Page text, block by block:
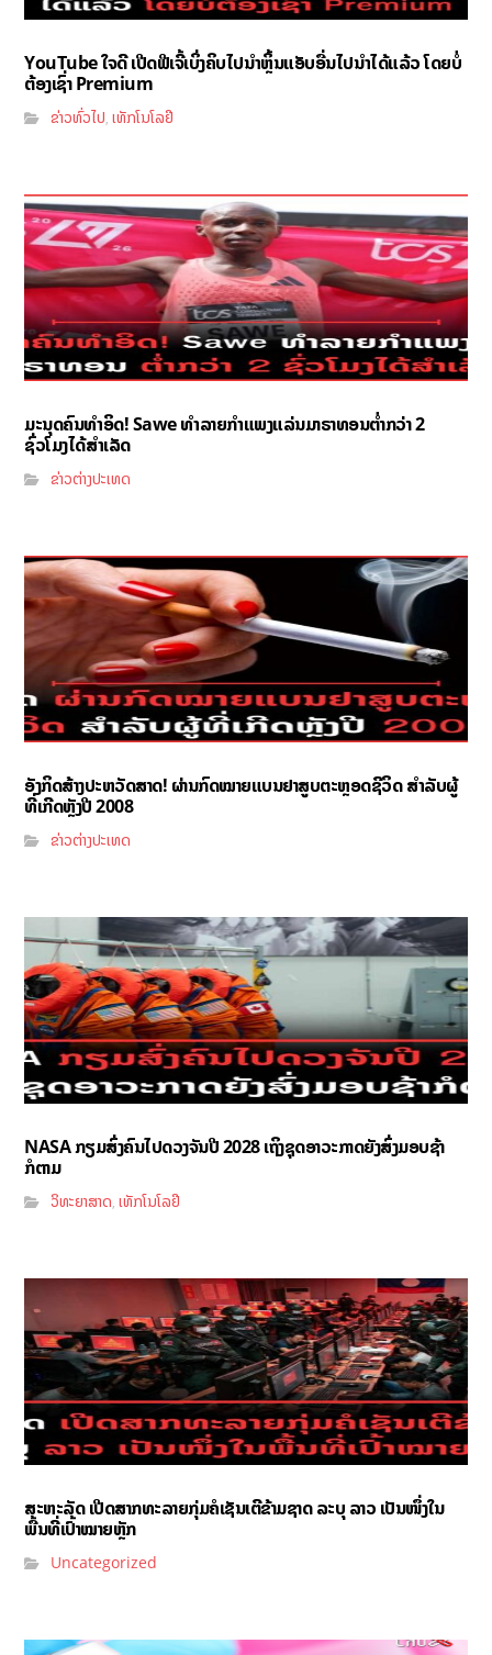
YouTube ໃຈດີ ເປີດຟີເຈີ້ເບິ່ງຄິບໄປນຳຫຼິ້ນແອັບອື່ນໄປນຳໄດ້ແລ້ວ ໂດຍບໍ່
ຕ້ອງເຊົ່າ Premium
ຂ່າວທົ່ວໄປ,ເທັກໂນໂລຢີ
ມະນຸດຄົນທຳອິດ! Sawe ທຳລາຍກຳແພງແລ່ນມາຣາທອນຕ່ຳກວ່າ 2
ຊົ່ວໂມງໄດ້ສຳເລັດ
ຂ່າວຕ່າງປະເທດ
ອັງກິດສ້າງປະຫວັດສາດ! ຜ່ານກົດໝາຍແບນຢາສູບຕະຫຼອດຊີວິດ ສຳລັບຜູ້
ທີ່ເກີດຫຼັງປີ 2008
ຂ່າວຕ່າງປະເທດ
NASA ກຽມສົ່ງຄົນໄປດວງຈັນປີ 2028 ເຖິງຊຸດອາວະກາດຍັງສົ່ງມອບຊ້າ
ກໍຕາມ
ວິທະຍາສາດ,ເທັກໂນໂລຢີ
ສະຫະລັດ ເປີດສາກທະລາຍກຸ່ມຄໍເຊັນເຕີຂ້າມຊາດ ລະບຸ ລາວ ເປັນໜຶ່ງໃນ
ພື້ນທີ່ເປົ້າໝາຍຫຼັກ
Uncategorized